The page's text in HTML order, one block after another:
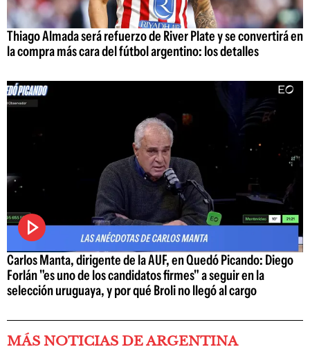
Thiago Almada será refuerzo de River Plate y se convertirá en
la compra más cara del fútbol argentino: los detalles
Carlos Manta, dirigente de la AUF, en Quedó Picando: Diego
Forlán "es uno de los candidatos firmes" a seguir en la
selección uruguaya, y por qué Broli no llegó al cargo
MÁS NOTICIAS DE ARGENTINA